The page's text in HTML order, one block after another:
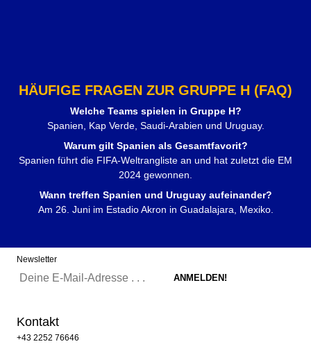
HÄUFIGE FRAGEN ZUR GRUPPE H (FAQ)
Welche Teams spielen in Gruppe H?
Spanien, Kap Verde, Saudi-Arabien und Uruguay.
Warum gilt Spanien als Gesamtfavorit?
Spanien führt die FIFA-Weltrangliste an und hat zuletzt die EM
2024 gewonnen.
Wann treffen Spanien und Uruguay aufeinander?
Am 26. Juni im Estadio Akron in Guadalajara, Mexiko.
Newsletter
Kontakt
+43 2252 76646